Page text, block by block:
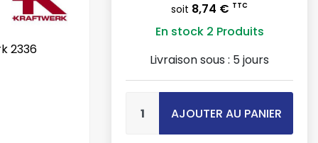
2336
soit 8,74 € TTC
En stock 2 Produits
Livraison sous : 5 jours
AJOUTER AU PANIER